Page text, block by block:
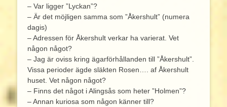
– Var ligger ”Lyckan”?
– Är det möjligen samma som ”Åkershult” (numera
dagis)
– Adressen för Åkershult verkar ha varierat. Vet
någon något?
– Jag är oviss kring ägarförhållanden till ”Åkershult”.
Vissa perioder ägde släkten Rosen…. af Åkershult
huset. Vet någon något?
– Finns det något i Alingsås som heter ”Holmen”?
– Annan kuriosa som någon känner till?